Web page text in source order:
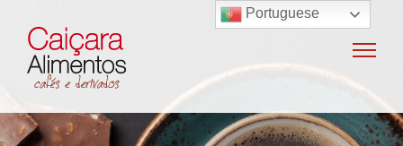
Sobre o grupo
Portuguese